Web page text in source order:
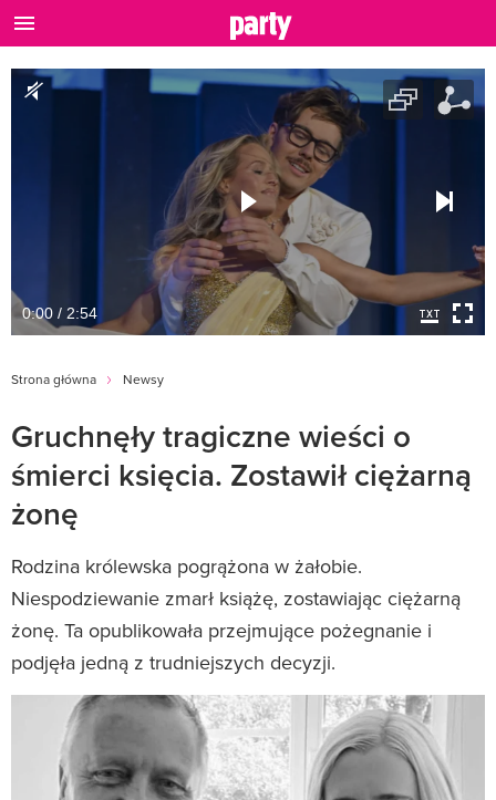
0:00 / 2:54
Strona główna Newsy
Gruchnęły tragiczne wieści o
śmierci księcia. Zostawił ciężarną
żonę
Rodzina królewska pogrążona w żałobie.
Niespodziewanie zmarł książę, zostawiając ciężarną
żonę. Ta opublikowała przejmujące pożegnanie i
podjęła jedną z trudniejszych decyzji.